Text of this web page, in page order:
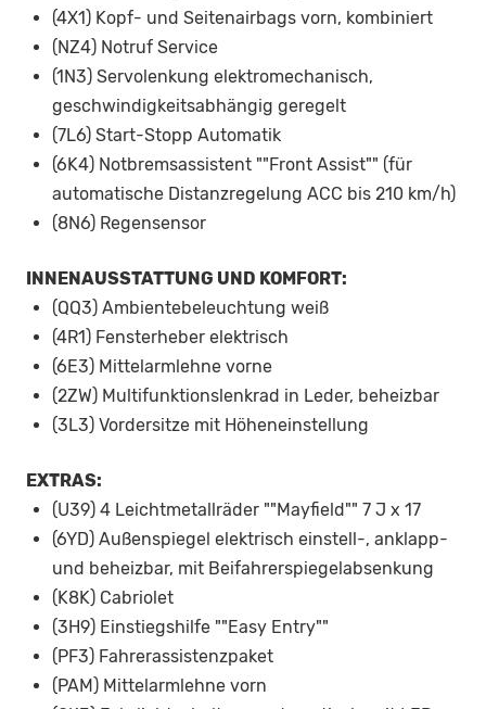
(4X1) Kopf- und Seitenairbags vorn, kombiniert
(NZ4) Notruf Service
(1N3) Servolenkung elektromechanisch,
geschwindigkeitsabhängig geregelt
(7L6) Start-Stopp Automatik
(6K4) Notbremsassistent ""Front Assist"" (für
automatische Distanzregelung ACC bis 210 km/h)
(8N6) Regensensor
INNENAUSSTATTUNG UND KOMFORT:
(QQ3) Ambientebeleuchtung weiß
(4R1) Fensterheber elektrisch
(6E3) Mittelarmlehne vorne
(2ZW) Multifunktionslenkrad in Leder, beheizbar
(3L3) Vordersitze mit Höheneinstellung
EXTRAS:
(U39) 4 Leichtmetallräder ""Mayfield"" 7 J x 17
(6YD) Außenspiegel elektrisch einstell-, anklapp-
und beheizbar, mit Beifahrerspiegelabsenkung
(K8K) Cabriolet
(3H9) Einstiegshilfe ""Easy Entry""
(PF3) Fahrerassistenzpaket
(PAM) Mittelarmlehne vorn